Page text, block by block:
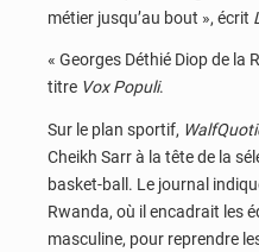
métier jusqu’au bout », écrit
« Georges Déthié Diop de la
titre Vox Populi.
Sur le plan sportif,
Cheikh Sarr à la tête de la
basket-ball. Le journal
Rwanda, où il encadrait les
masculine, pour reprendre